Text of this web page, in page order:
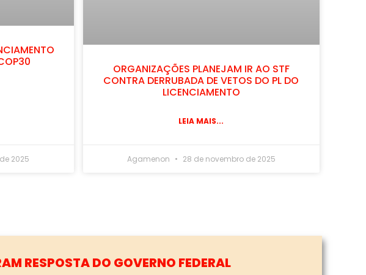
2025
ORGANIZAÇÕES PLANEJAM IR AO STF
CONTRA DERRUBADA DE VETOS DO PL DO
LICENCIAMENTO
LEIA MAIS...
Agamenon 28 de novembro de 2025
NO CONGRESSO